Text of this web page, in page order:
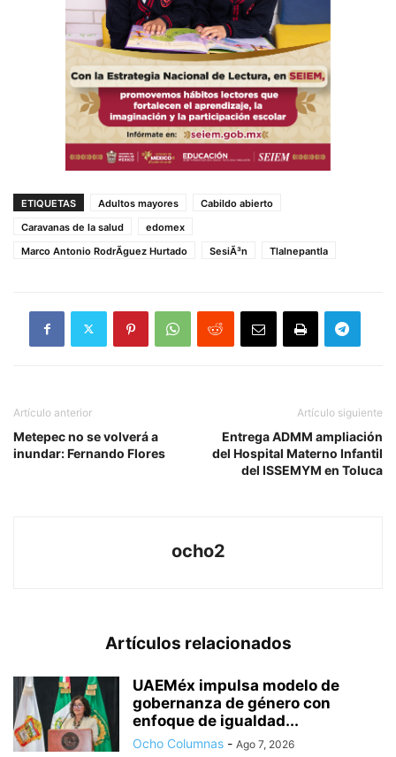
ETIQUETAS Adultos mayores
Cabildo abierto
Caravanas de la salud
edomex
Marco Antonio RodrÃ­guez Hurtado
SesiÃ³n Tlalnepantla
Artículo anterior
Metepec no se volverá a
inundar: Fernando Flores
Artículo siguiente
Entrega ADMM ampliación
del Hospital Materno Infantil
del ISSEMYM en Toluca
ocho2
Artículos relacionados
UAEMéx impulsa modelo de
gobernanza de género con
enfoque de igualdad...
Ocho Columnas - Ago 7, 2026